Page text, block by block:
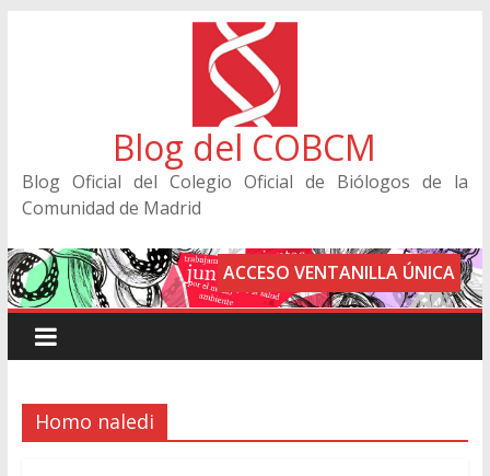
Blog del COBCM
Blog Oficial del Colegio Oficial de Biólogos de la
Comunidad de Madrid
ACCESO VENTANILLA ÚNICA
Homo naledi